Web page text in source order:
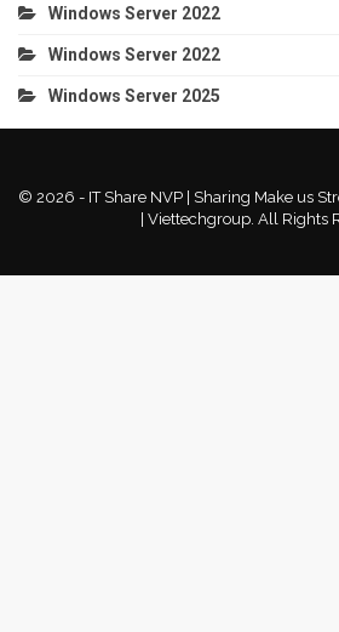
Windows Server 2022
Windows Server 2022
Windows Server 2025
© 2026 - IT Share NVP | Sharing Make us
| Viettechgroup. All Rights